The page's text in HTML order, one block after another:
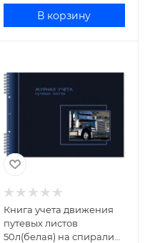
В корзину
Книга учета движения
путевых листов
50л(белая) на спирали